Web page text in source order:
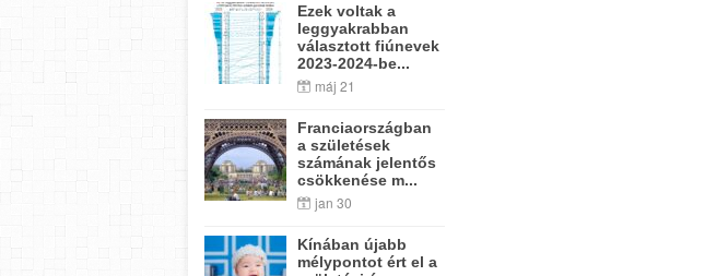
Ezek voltak a
leggyakrabban
választott fiúnevek
2023-2024-be...
máj 21
Franciaországban
a születések
számának jelentős
csökkenése m...
jan 30
Kínában újabb
mélypontot ért el a